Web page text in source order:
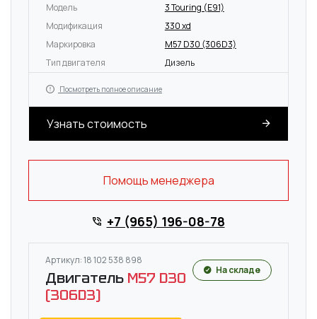
Модель
3 Touring (E91)
Модификация
330 xd
Маркировка
M57 D30 (306D3)
Тип двигателя
Дизель
Посмотреть полное описание
Узнать стоимость
Помощь менеджера
+7 (965) 196-08-78
Артикул: 18 102 538 898
Двигатель M57 D30
(306D3)
На складе